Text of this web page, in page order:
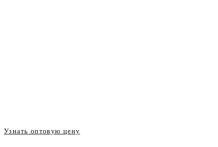
Узнать оптовую цену